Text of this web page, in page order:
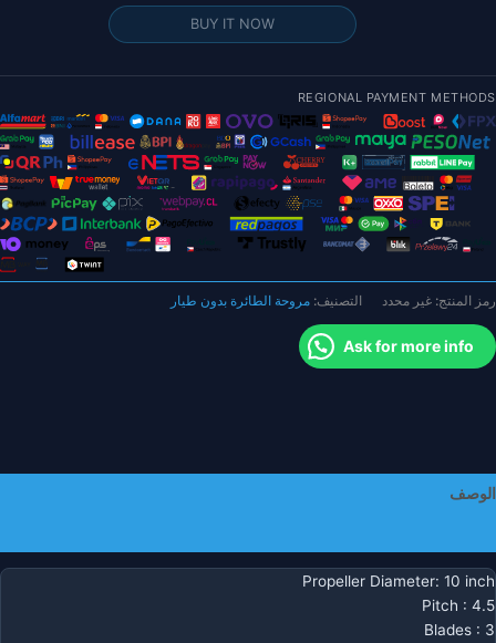
مروحة
من
النايلون
المقوى
بالألياف
الزجاجية
السوداء
10
بوصة
لطائرة
FPV
BUY IT NOW
REGIONAL PAYMENT METHODS
رمز المنتج: غير محدد التصنيف: مروحة الطائرة بدون طيار
Ask for more info
الوصف
Propeller Diameter: 10 inch
Pitch : 4.5
Blades : 3